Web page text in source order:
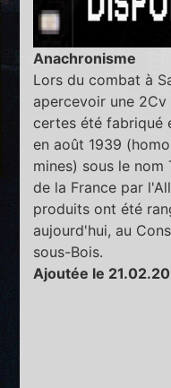
Anachronisme
Lors du combat à
apercevoir une
certes été fabriqué
en août 1939
mines) sous le
de la France par
produits ont été
aujourd'hui, au
sous-Bois.
Ajoutée le